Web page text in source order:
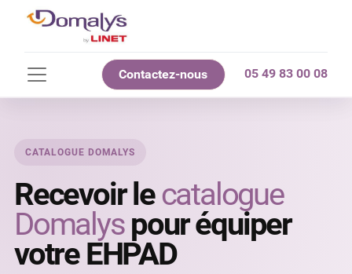
Contactez-nous 05 49 83 00 08
CATALOGUE DOMALYS
Recevoir lecatalogue
Domalyspour équiper
votre EHPAD